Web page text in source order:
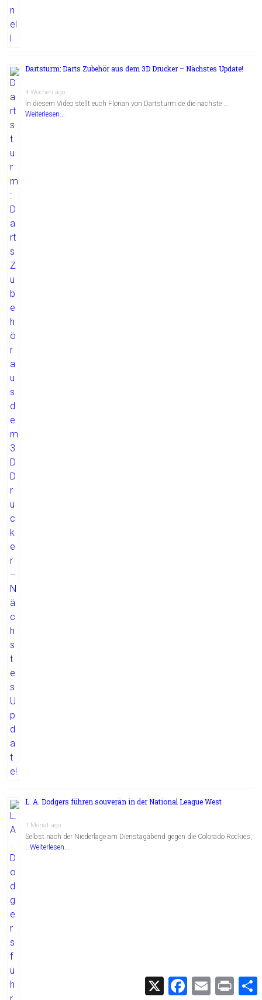
Dartsturm: Darts Zubehör aus dem 3D Drucker – Nächstes Update!
4 Wochen ago
In diesem Video stellt euch Florian von Dartsturm.de die nächste …
Weiterlesen...
L. A. Dodgers führen souverän in der National League West
1 Monat ago
Selbst nach der Niederlage am Dienstagabend gegen die Colorado Rockies,
…Weiterlesen...
X
F
E
m
P